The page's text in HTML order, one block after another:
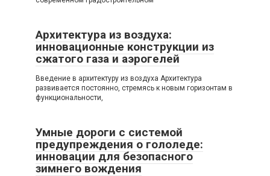
Архитектура из воздуха:
инновационные конструкции из
сжатого газа и аэрогелей
Введение в архитектуру из воздуха Архитектура
развивается постоянно, стремясь к новым горизонтам в
функциональности,
Умные дороги с системой
предупреждения о гололеде:
инновации для безопасного
зимнего вождения